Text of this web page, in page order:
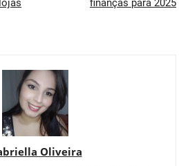
finanças para 2025
Oliveira